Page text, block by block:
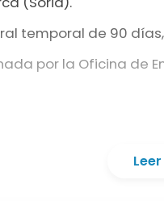
temporal de 90
por la Oficina de
a la oferta: a